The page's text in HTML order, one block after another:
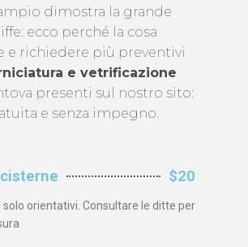
dimostra la grande
ecco perché la cosa
e richiedere più preventivi
e vetrificazione
presenti sul nostro sito:
e senza impegno.
$20
solo orientativi. Consultare le ditte per